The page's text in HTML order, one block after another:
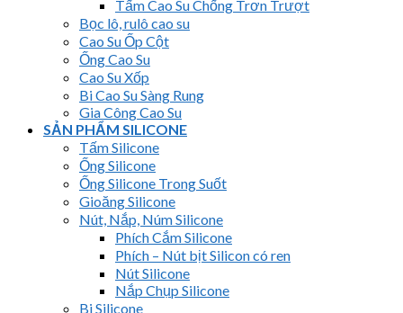
Tấm Cao Su Chống Trơn Trượt
Bọc lô, rulô cao su
Cao Su Ốp Cột
Ống Cao Su
Cao Su Xốp
Bi Cao Su Sàng Rung
Gia Công Cao Su
SẢN PHẨM SILICONE
Tấm Silicone
Ống Silicone
Ống Silicone Trong Suốt
Gioăng Silicone
Nút, Nắp, Núm Silicone
Phích Cắm Silicone
Phích – Nút bịt Silicon có ren
Nút Silicone
Nắp Chụp Silicone
Bi Silicone